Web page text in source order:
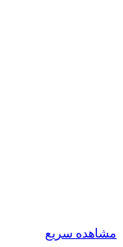
مشاهده سریع